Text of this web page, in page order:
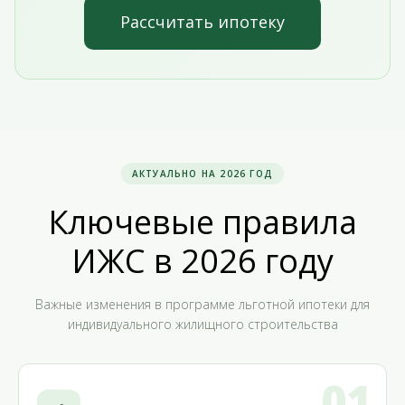
Рассчитать ипотеку
АКТУАЛЬНО НА 2026 ГОД
Ключевые правила
ИЖС в 2026 году
Важные изменения в программе льготной ипотеки для
индивидуального жилищного строительства